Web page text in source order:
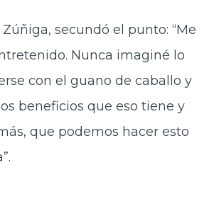
secundó el punto: “Me
Nunca imaginé lo
con el guano de caballo y
beneficios que eso tiene y
que podemos hacer esto